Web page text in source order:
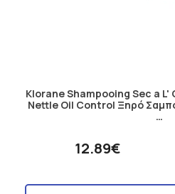
Klorane Shampooing Sec a
Nettle Oil Control Ξηρό
…
12.89€